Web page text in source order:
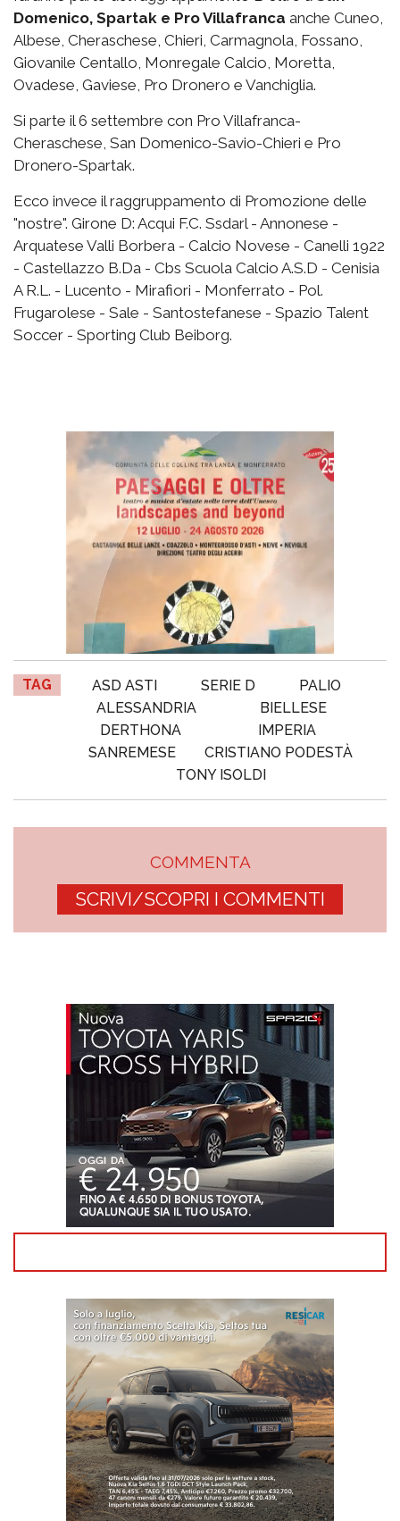
Domenico, Spartak e Pro Villafranca anche Cuneo,
Albese, Cheraschese, Chieri, Carmagnola, Fossano,
Giovanile Centallo, Monregale Calcio, Moretta,
Ovadese, Gaviese, Pro Dronero e Vanchiglia.
Si parte il 6 settembre con Pro Villafranca-
Cheraschese, San Domenico-Savio-Chieri e Pro
Dronero-Spartak.
Ecco invece il raggruppamento di Promozione delle
"nostre". Girone D: Acqui F.C. Ssdarl - Annonese -
Arquatese Valli Borbera - Calcio Novese - Canelli 1922
- Castellazzo B.Da - Cbs Scuola Calcio A.S.D - Cenisia
A R.L. - Lucento - Mirafiori - Monferrato - Pol.
Frugarolese - Sale - Santostefanese - Spazio Talent
Soccer - Sporting Club Beiborg.
TAG ASD ASTI SERIE D
PALIO
ALESSANDRIA
BIELLESE
DERTHONA
IMPERIA
SANREMESE
CRISTIANO PODESTÀ
TONY ISOLDI
COMMENTA
SCRIVI/SCOPRI I COMMENTI